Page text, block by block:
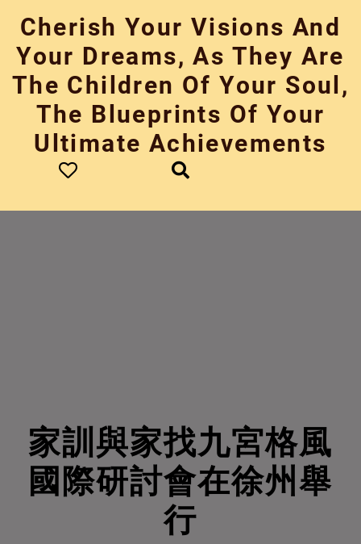
content
Cherish Your Visions And
Your Dreams, As They Are
The Children Of Your Soul,
The Blueprints Of Your
Ultimate Achievements
家訓與家找九宮格風
國際研討會在徐州舉
行